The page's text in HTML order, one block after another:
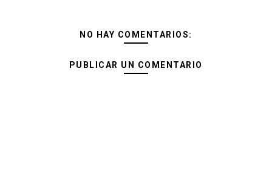
NO HAY COMENTARIOS:
PUBLICAR UN COMENTARIO